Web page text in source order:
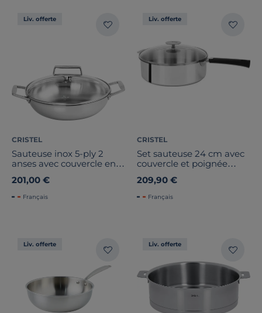
Liv. offerte
CRISTEL
Sauteuse inox 5-ply 2
anses avec couvercle en
201,00 €
Français
Liv. offerte
CRISTEL
Set sauteuse 24 cm avec
couvercle et poignée
209,90 €
Français
Liv. offerte Liv. offerte